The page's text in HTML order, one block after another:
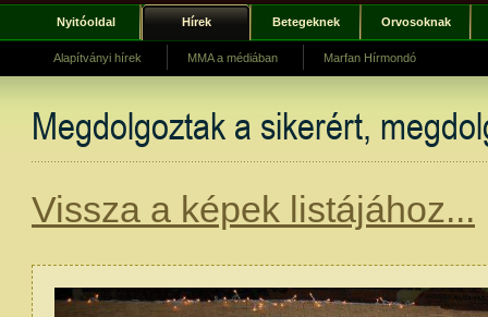
Nyitóoldal Hírek Betegeknek Orvosoknak
Alapítványi hírek MMA a médiában Marfan Hírmondó
Megdolgoztak a sikerért,
Vissza a képek listájához...